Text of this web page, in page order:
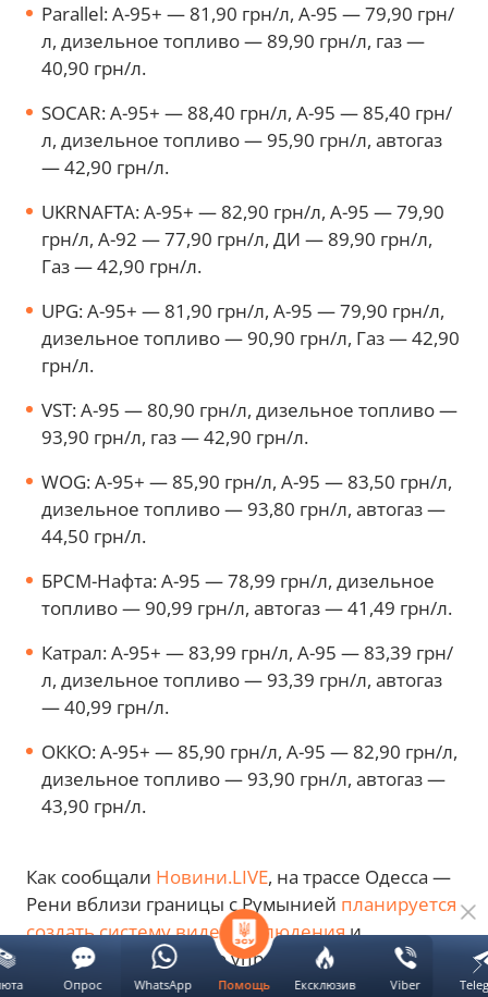
Parallel: А-95+ — 81,90 грн/л, А-95 — 79,90 грн/
л, дизельное топливо — 89,90 грн/л, газ —
40,90 грн/л.
SOCAR: А-95+ — 88,40 грн/л, А-95 — 85,40 грн/
л, дизельное топливо — 95,90 грн/л, автогаз
— 42,90 грн/л.
UKRNAFTA: А-95+ — 82,90 грн/л, А-95 — 79,90
грн/л, А-92 — 77,90 грн/л, ДИ — 89,90 грн/л,
Газ — 42,90 грн/л.
UPG: А-95+ — 81,90 грн/л, А-95 — 79,90 грн/л,
дизельное топливо — 90,90 грн/л, Газ — 42,90
грн/л.
VST: А-95 — 80,90 грн/л, дизельное топливо —
93,90 грн/л, газ — 42,90 грн/л.
WOG: А-95+ — 85,90 грн/л, А-95 — 83,50 грн/л,
дизельное топливо — 93,80 грн/л, автогаз —
44,50 грн/л.
БРСМ-Нафта: А-95 — 78,99 грн/л, дизельное
топливо — 90,99 грн/л, автогаз — 41,49 грн/л.
Катрал: А-95+ — 83,99 грн/л, А-95 — 83,39 грн/
л, дизельное топливо — 93,39 грн/л, автогаз
— 40,99 грн/л.
ОККО: А-95+ — 85,90 грн/л, А-95 — 82,90 грн/л,
дизельное топливо — 93,90 грн/л, автогаз —
43,90 грн/л.
Как сообщали Новини.LIVE, на трассе Одесса —
Рени вблизи границы с Румынией планируется
создать систему видеонаблюденияи
автоматизированного управления движением
транспорта. Система будет работать совместно
Помощь Ексклюзив Viber
Опрос WhatsApp